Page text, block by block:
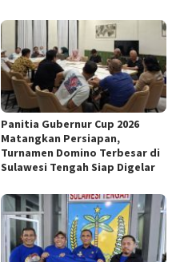
Panitia Gubernur Cup 2026
Matangkan Persiapan,
Turnamen Domino Terbesar di
Sulawesi Tengah Siap Digelar